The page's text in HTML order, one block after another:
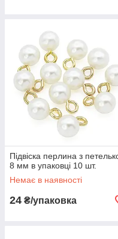
Підвіска перлина з
8 мм в упаковці 10 шт.
Немає в наявності
24 ₴/упаковка